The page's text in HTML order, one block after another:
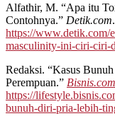
Alfathir, M. “Apa itu
Contohnya.” Detik.com
https://www.detik.com/
masculinity-ini-ciri-ciri-
Redaksi. “Kasus
Perempuan.” Bisnis.com
https://
bunuh-diri-pria-lebih-